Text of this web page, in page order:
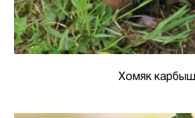
Хомяк карбыш